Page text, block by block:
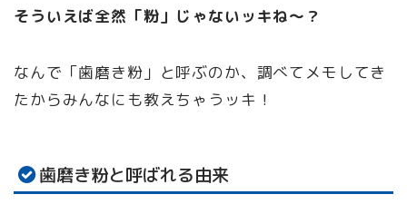
そういえば全然「粉」じゃないッキね〜？
なんで「歯磨き粉」と呼ぶのか、調べてメモしてき
たからみんなにも教えちゃうッキ！
歯磨き粉と呼ばれる由来